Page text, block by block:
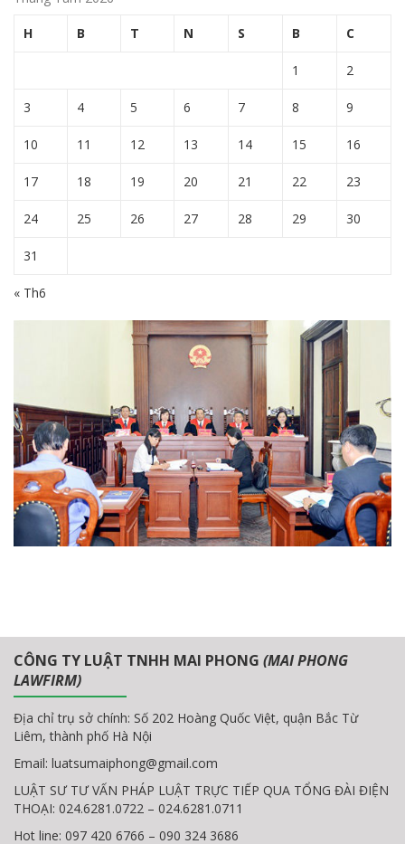
H B T N S B C
1 2
3 4 5 6 7 8 9
10 11 12 13 14 15 16
17 18 19 20 21 22 23
24 25 26 27 28 29 30
31
« Th6
CÔNG TY LUẬT TNHH MAI PHONG (MAI PHONG
LAWFIRM)
Địa chỉ trụ sở chính: Số 202 Hoàng Quốc Việt, quận Bắc Từ
Liêm, thành phố Hà Nội
Email: luatsumaiphong@gmail.com
LUẬT SƯ TƯ VẤN PHÁP LUẬT TRỰC TIẾP QUA TỔNG ĐÀI ĐIỆN
THOẠI: 024.6281.0722 – 024.6281.0711
Hot line: 097 420 6766 – 090 324 3686